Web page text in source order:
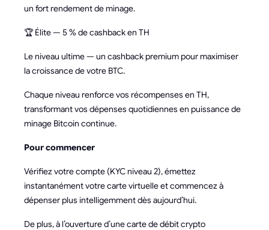
un fort rendement de minage.
🏆 Élite — 5 % de cashback en TH
Le niveau ultime — un cashback premium pour maximiser
la croissance de votre BTC.
Chaque niveau renforce vos récompenses en TH,
transformant vos dépenses quotidiennes en puissance de
minage Bitcoin continue.
Pour commencer
Vérifiez votre compte (KYC niveau 2), émettez
instantanément votre carte virtuelle et commencez à
dépenser plus intelligemment dès aujourd’hui.
De plus, à l’ouverture d’une carte de débit crypto